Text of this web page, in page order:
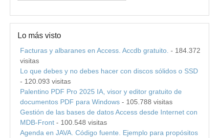
Lo más visto
Facturas y albaranes en Access. Accdb gratuito. - 184.372
visitas
Lo que debes y no debes hacer con discos sólidos o SSD
- 120.093 visitas
Palentino PDF Pro 2025 IA, visor y editor gratuito de
documentos PDF para Windows - 105.788 visitas
Gestión de las bases de datos Access desde Internet con
MDB-Front - 100.548 visitas
Agenda en JAVA. Código fuente. Ejemplo para propósitos